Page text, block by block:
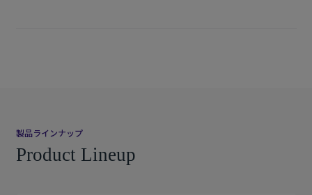
製品ラインナップ
Product Lineup